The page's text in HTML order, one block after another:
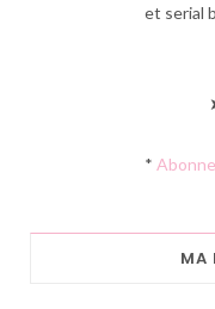
et serial
*
MA